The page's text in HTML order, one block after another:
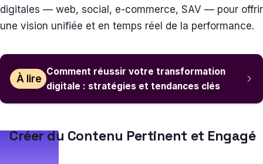
digitales — web, social, e-commerce, SAV — pour offrir
une vision unifiée et en temps réel de la performance.
À lire
Comment réussir votre transformation
digitale : stratégies et tendances clés
Créer du Contenu Pertinent et Engagé